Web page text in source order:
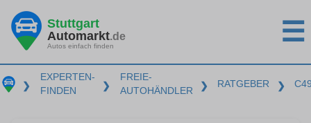
Stuttgart
Automarkt.de
Autos einfach finden ☰
❯
EXPERTEN-
FINDEN
❯
FREIE-
AUTOHÄNDLER
❯ RATGEBER ❯